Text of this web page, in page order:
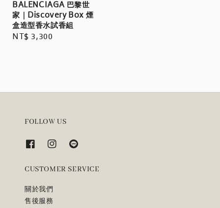
BALENCIAGA 巴黎世
家｜Discovery Box 煙
盒造型香水試香組
Regular
NT$ 3,300
FOLLOW US
CUSTOMER SERVICE
關於我們
售後服務